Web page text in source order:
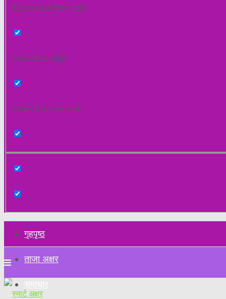
Exact matches only
Search in title
Search in content
गृहपृष्ठ
ताजा अक्षर